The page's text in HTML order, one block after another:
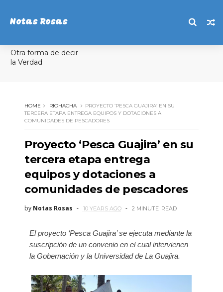
Notas Rosas
Otra forma de decir
la Verdad
HOME RIOHACHA
PROYECTO ‘PESCA GUAJIRA’ EN SU
TERCERA ETAPA ENTREGA EQUIPOS Y DOTACIONES A
COMUNIDADES DE PESCADORES
Proyecto ‘Pesca Guajira’ en su
tercera etapa entrega
equipos y dotaciones a
comunidades de pescadores
by Notas Rosas 10 YEARS AGO 2 MINUTE READ
El proyecto ‘Pesca Guajira’ se ejecuta mediante la
suscripción de un convenio en el cual intervienen
la Gobernación y la Universidad de La Guajira.